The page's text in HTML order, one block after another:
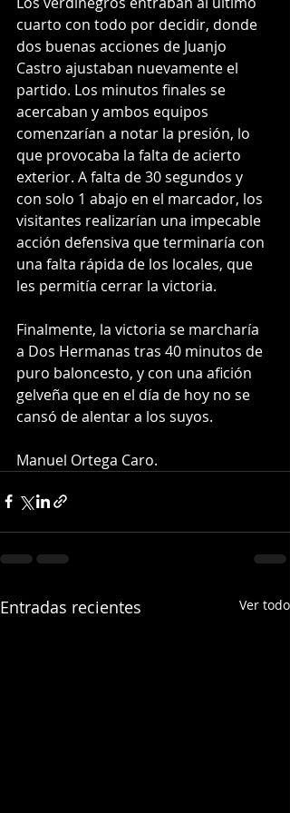
cuarto con todo por decidir, donde
dos buenas acciones de Juanjo
Castro ajustaban nuevamente el
partido. Los minutos finales se
acercaban y ambos equipos
comenzarían a notar la presión, lo
que provocaba la falta de acierto
exterior. A falta de 30 segundos y
con solo 1 abajo en el marcador, los
visitantes realizarían una impecable
acción defensiva que terminaría con
una falta rápida de los locales, que
les permitía cerrar la victoria.
Finalmente, la victoria se marcharía
a Dos Hermanas tras 40 minutos de
puro baloncesto, y con una afición
gelveña que en el día de hoy no se
cansó de alentar a los suyos.
Manuel Ortega Caro.
Entradas recientes Ver todo